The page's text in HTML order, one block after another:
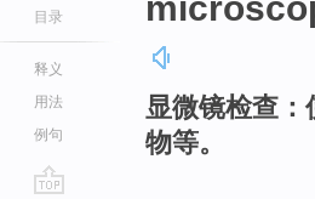
目录
释义
用法
例句
显微镜检查：
物等。